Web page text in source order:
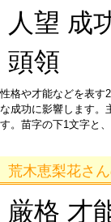
人望 成
頭領
性格や才能などを表す
な成功に影響します。
す。苗字の下1文字と
荒木恵梨花さ
厳格 才